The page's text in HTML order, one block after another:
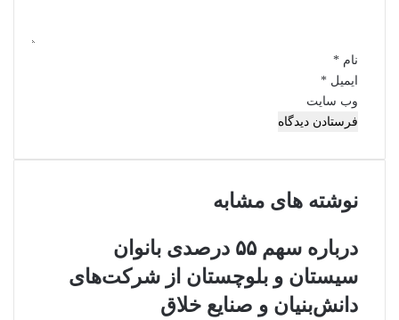
نام *
ایمیل *
وب‌ سایت
نوشته های مشابه
درباره سهم ۵۵ درصدی بانوان
سیستان و بلوچستان از شرکت‌های
دانش‌بنیان و صنایع خلاق